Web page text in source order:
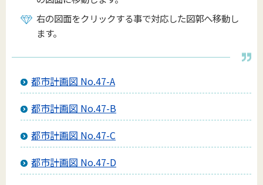
右の図面をクリックする事で対応した図郭へ移動し
ます。
都市計画図 No.47-A
都市計画図 No.47-B
都市計画図 No.47-C
都市計画図 No.47-D